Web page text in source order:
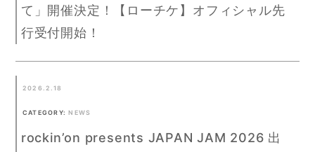
て」開催決定！【ローチケ】オフィシャル先
行受付開始！
2026.2.18
CATEGORY: NEWS
rockin’on presents JAPAN JAM 2026 出